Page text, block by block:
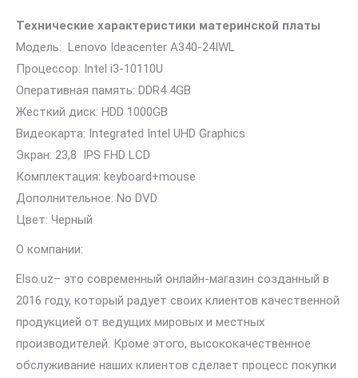
Технические характеристики материнской платы
Модель: Lenovo Ideacenter A340-24IWL
Процессор: Intel i3-10110U
Оперативная память: DDR4 4GB
Жесткий диск: HDD 1000GB
Видеокарта: Integrated Intel UHD Graphics
Экран: 23,8 IPS FHD LCD
Комплектация: keyboard+mouse
Дополнительное: No DVD
Цвет: Черный
О компании:
Elso.uz– это современный онлайн-магазин созданный в
2016 году, который радует своих клиентов качественной
продукцией от ведущих мировых и местных
производителей. Кроме этого, высококачественное
обслуживание наших клиентов сделает процесс покупки